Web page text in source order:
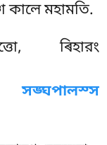
মহামতি.
ৰিহারং
সঙ্ঘপালস্স